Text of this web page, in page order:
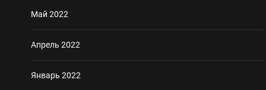
Май 2022
Апрель 2022
Январь 2022